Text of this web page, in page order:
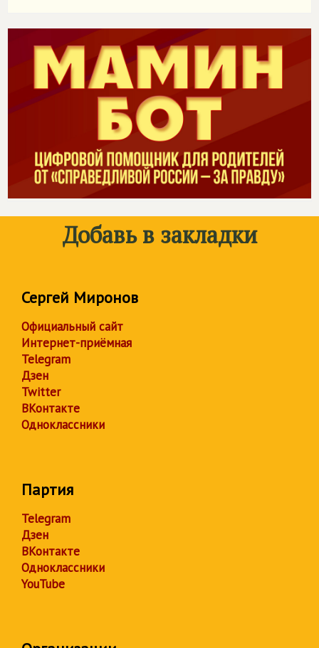
Добавь в закладки
Сергей Миронов
Официальный сайт
Интернет-приёмная
Telegram
Дзен
Twitter
ВКонтакте
Одноклассники
Партия
Telegram
Дзен
ВКонтакте
Одноклассники
YouTube